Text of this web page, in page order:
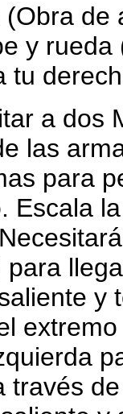
y
tu
a dos
las
para
Escala
y
través